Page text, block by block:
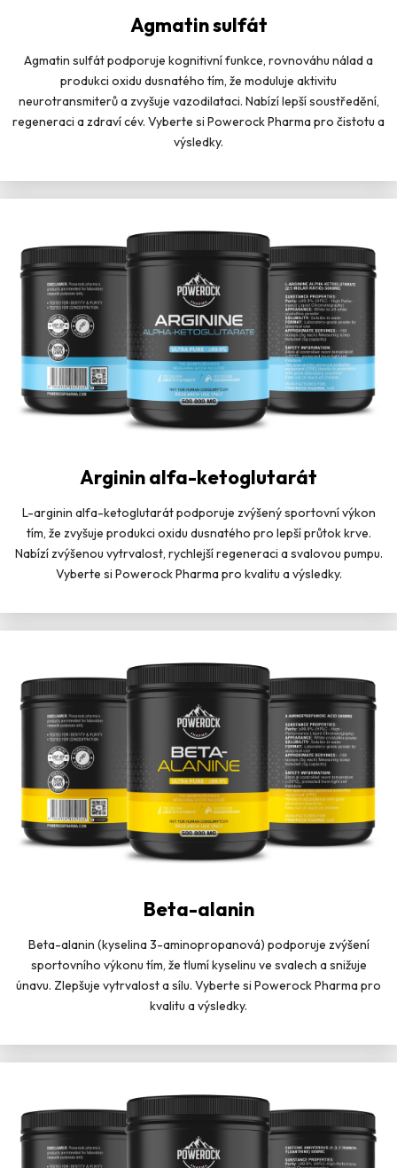
Agmatin sulfát
Agmatin sulfát podporuje kognitivní funkce, rovnováhu nálad a
produkci oxidu dusnatého tím, že moduluje aktivitu
neurotransmiterů a zvyšuje vazodilataci. Nabízí lepší soustředění,
regeneraci a zdraví cév. Vyberte si Powerock Pharma pro čistotu a
výsledky.
Arginin alfa-ketoglutarát
L-arginin alfa-ketoglutarát podporuje zvýšený sportovní výkon
tím, že zvyšuje produkci oxidu dusnatého pro lepší průtok krve.
Nabízí zvýšenou vytrvalost, rychlejší regeneraci a svalovou pumpu.
Vyberte si Powerock Pharma pro kvalitu a výsledky.
Beta-alanin
Beta-alanin (kyselina 3-aminopropanová) podporuje zvýšení
sportovního výkonu tím, že tlumí kyselinu ve svalech a snižuje
únavu. Zlepšuje vytrvalost a sílu. Vyberte si Powerock Pharma pro
kvalitu a výsledky.